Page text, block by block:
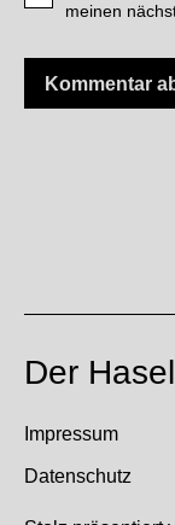
meinen
Der
Impressum
Datenschutz